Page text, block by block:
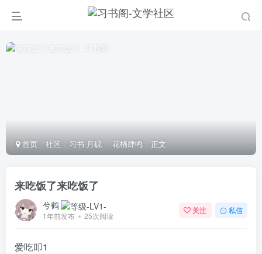
首页 社区 习书·月砚 花栖肆鸣 正文
来吃饭了来吃饭了
兮鹤
1年前发布 25次阅读
关注 私信
爱吃叩1